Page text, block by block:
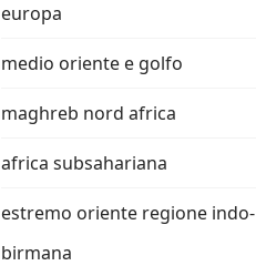
europa
medio oriente e golfo
maghreb nord africa
africa subsahariana
estremo oriente regione indo-
birmana